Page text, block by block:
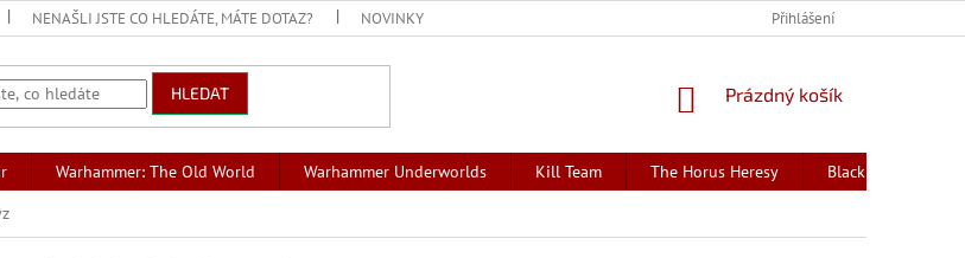
NENAŠLI JSTE CO HLEDÁTE, MÁTE DOTAZ? NOVINKY Přihlášení
HLEDAT
NÁKUPNÍ
Prázdný košík
Warhammer: The Old World Warhammer Underworlds Kill Team The Horus Heresy
Black Library -